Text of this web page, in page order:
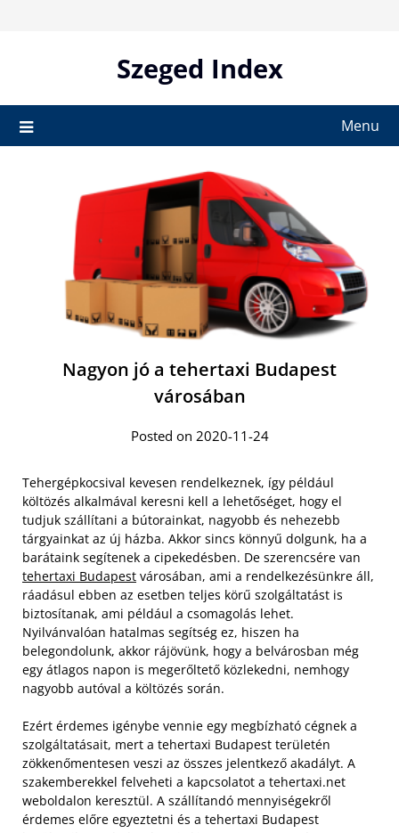
Szeged Index
Menu
Nagyon jó a tehertaxi Budapest
városában
Posted on 2020-11-24
Tehergépkocsival kevesen rendelkeznek, így például
költözés alkalmával keresni kell a lehetőséget, hogy el
tudjuk szállítani a bútorainkat, nagyobb és nehezebb
tárgyainkat az új házba. Akkor sincs könnyű dolgunk, ha a
barátaink segítenek a cipekedésben. De szerencsére van
tehertaxi Budapest városában, ami a rendelkezésünkre áll,
ráadásul ebben az esetben teljes körű szolgáltatást is
biztosítanak, ami például a csomagolás lehet.
Nyilvánvalóan hatalmas segítség ez, hiszen ha
belegondolunk, akkor rájövünk, hogy a belvárosban még
egy átlagos napon is megerőltető közlekedni, nemhogy
nagyobb autóval a költözés során.
Ezért érdemes igénybe vennie egy megbízható cégnek a
szolgáltatásait, mert a tehertaxi Budapest területén
zökkenőmentesen veszi az összes jelentkező akadályt. A
szakemberekkel felveheti a kapcsolatot a tehertaxi.net
weboldalon keresztül. A szállítandó mennyiségekről
érdemes előre egyeztetni és a tehertaxi Budapest